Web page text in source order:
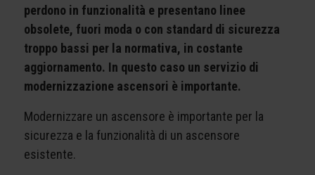
perdono in funzionalità e presentano linee
obsolete, fuori moda o con standard di sicurezza
troppo bassi per la normativa, in costante
aggiornamento. In questo caso un servizio di
modernizzazione ascensori è importante.
Modernizzare un ascensore è importante per la
sicurezza e la funzionalità di un ascensore
esistente.